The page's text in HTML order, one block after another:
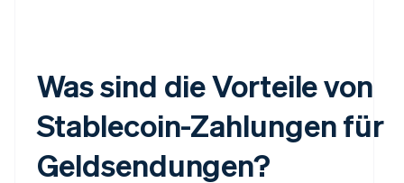
Was sind die Vorteile von
Stablecoin-Zahlungen für
Geldsendungen?